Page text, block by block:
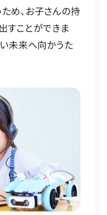
め、お子さんの持
すことができま
い未来へ向かうた